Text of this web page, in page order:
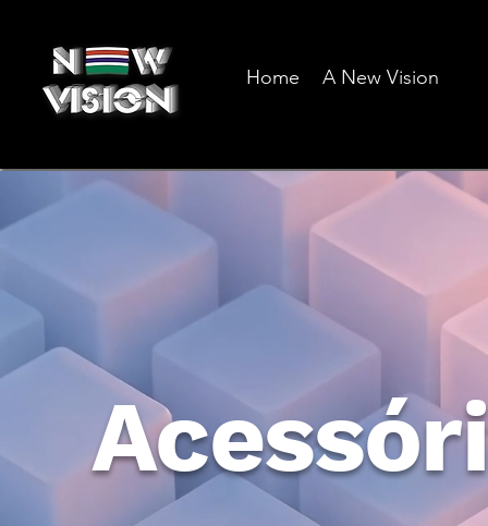
Home A New Vision